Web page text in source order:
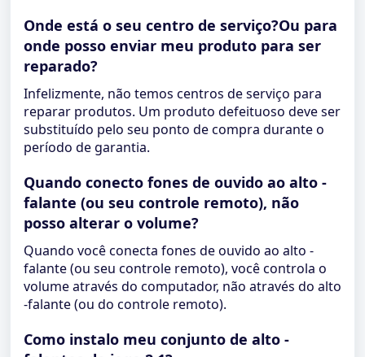
Onde está o seu centro de serviço?Ou para
onde posso enviar meu produto para ser
reparado?
Infelizmente, não temos centros de serviço para
reparar produtos. Um produto defeituoso deve ser
substituído pelo seu ponto de compra durante o
período de garantia.
Quando conecto fones de ouvido ao alto -
falante (ou seu controle remoto), não
posso alterar o volume?
Quando você conecta fones de ouvido ao alto -
falante (ou seu controle remoto), você controla o
volume através do computador, não através do alto
-falante (ou do controle remoto).
Como instalo meu conjunto de alto -